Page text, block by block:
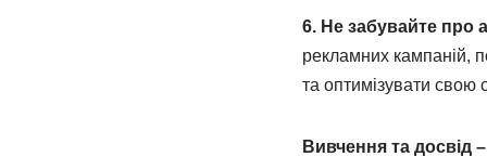
6. Не забувайте про
рекламних кампаній,
та оптимізувати свою
Вивчення та досвід